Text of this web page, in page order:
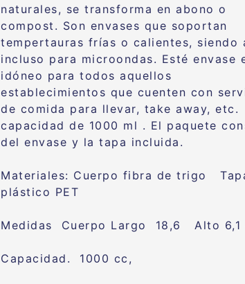
naturales, se transforma en abono o
compost. Son envases que soportan
tempertauras frías o calientes, siendo
incluso para microondas. Esté envase
idóneo para todos aquellos
establecimientos que cuenten con
de comida para llevar, take away,
capacidad de 1000 ml . El paquete
del envase y la tapa incluida.
Materiales: Cuerpo fibra de trigo
plástico PET
Medidas Cuerpo Largo 18,6 Alto 6,1
Capacidad. 1000 cc,